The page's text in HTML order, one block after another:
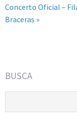
Concerto Oficial –
Braceras »
BUSCA